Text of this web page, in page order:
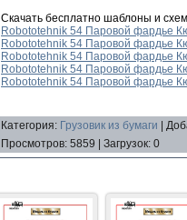
Скачать бесплатно шаблоны и
Robototehnik 54 Паровой фардье
Robototehnik 54 Паровой фардье
Robototehnik 54 Паровой фардье
Robototehnik 54 Паровой фардье
Robototehnik 54 Паровой фардье
Категория: Грузовик из бумаги
Просмотров: 5859 Загрузок: 0